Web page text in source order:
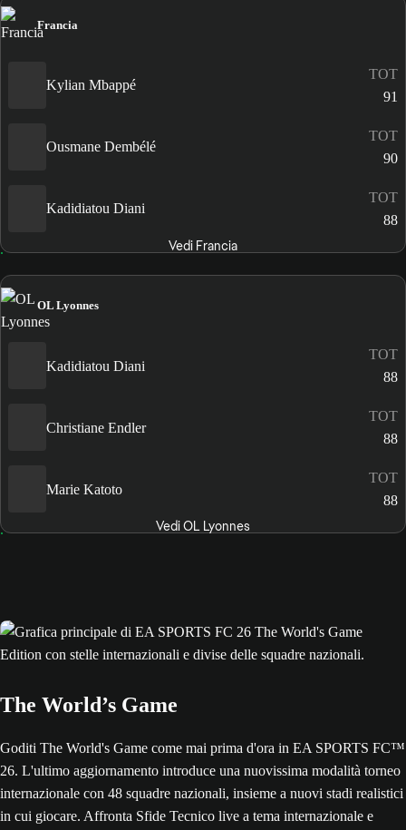
Francia
Kylian Mbappé
TOT
91
Ousmane Dembélé
TOT
90
Kadidiatou Diani
TOT
88
Vedi Francia
OL Lyonnes
Kadidiatou Diani
TOT
88
Christiane Endler
TOT
88
Marie Katoto
TOT
88
Vedi OL Lyonnes
The World’s Game
Goditi The World's Game come mai prima d'ora in EA SPORTS FC™
26. L'ultimo aggiornamento introduce una nuovissima modalità torneo
internazionale con 48 squadre nazionali, insieme a nuovi stadi realistici
in cui giocare. Affronta Sfide Tecnico live a tema internazionale e